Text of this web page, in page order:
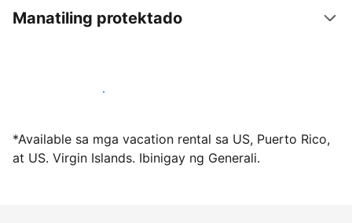
Manatiling protektado
Mag-host sa amin ngayon
*Available sa mga vacation rental sa US, Puerto Rico,
at US. Virgin Islands. Ibinigay ng Generali.